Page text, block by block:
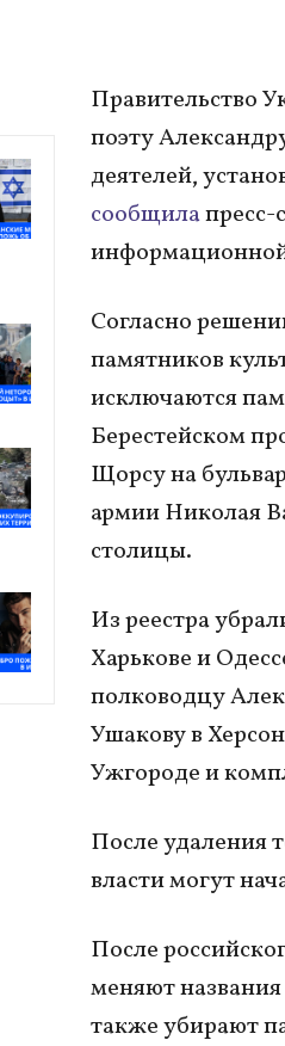
Правительство
поэту
деятелей,
сообщилапресс-
Согласно
памятников
исключаются
Берестейском
Щорсу на
армии Николая
столицы.
Из реестра
Харькове и
полководцу
Ушакову в
Ужгороде и
После удаления
власти могут
После
меняют
также убирают